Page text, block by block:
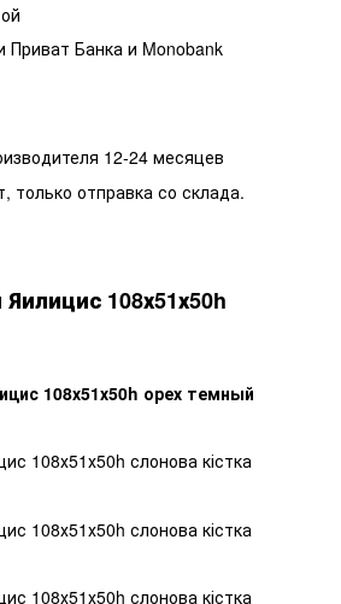
Приват Банка и Monobank
12-24 месяцев
только отправка со склада.
108х51х50h
108х51х50h орех темный